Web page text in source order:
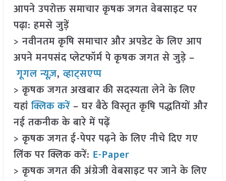
आपने उपरोक्त समाचार कृषक जगत वेबसाइट पर
पढ़ा: हमसे जुड़ें
> नवीनतम कृषि समाचार और अपडेट के लिए आप
अपने मनपसंद प्लेटफॉर्म पे कृषक जगत से जुड़े –
गूगल न्यूज़,व्हाट्सएप्प
> कृषक जगत अखबार की सदस्यता लेने के लिए
यहांक्लिक करें– घर बैठे विस्तृत कृषि पद्धतियों और
नई तकनीक के बारे में पढ़ें
> कृषक जगत ई-पेपर पढ़ने के लिए नीचे दिए गए
लिंक पर क्लिक करें: E-Paper
> कृषक जगत की अंग्रेजी वेबसाइट पर जाने के लिए